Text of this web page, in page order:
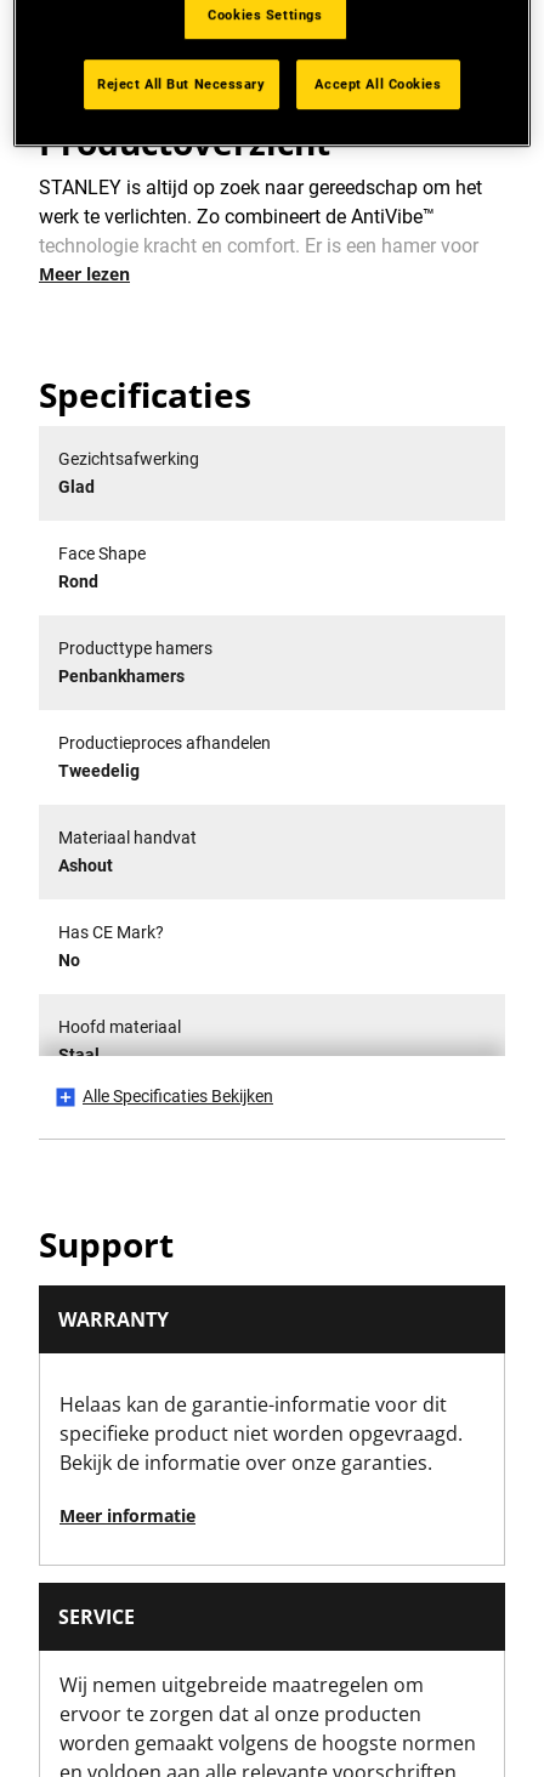
Productoverzicht
STANLEY is altijd op zoek naar gereedschap om het
werk te verlichten. Zo combineert de AntiVibe™
technologie kracht en comfort. Er is een hamer voor
elke klus. Ontdek ons breed assortiment aan hamers,
Meer lezen
Specificaties
Gezichtsafwerking
Glad
Face Shape
Rond
Producttype hamers
Penbankhamers
Productieproces afhandelen
Tweedelig
Materiaal handvat
Ashout
Has CE Mark?
No
Hoofd materiaal
Staal
No
Aantal stuks
Verpakking
Etiket
20
321
Productgewicht Bruto [Kg]
0
Alle Specificaties Bekijken
Support
WARRANTY
Helaas kan de garantie-informatie voor dit
specifieke product niet worden opgevraagd.
Bekijk de informatie over onze garanties.
Meer informatie
SERVICE
Wij nemen uitgebreide maatregelen om
ervoor te zorgen dat al onze producten
worden gemaakt volgens de hoogste normen
Cookies Settings
Reject All But Necessary Accept All Cookies